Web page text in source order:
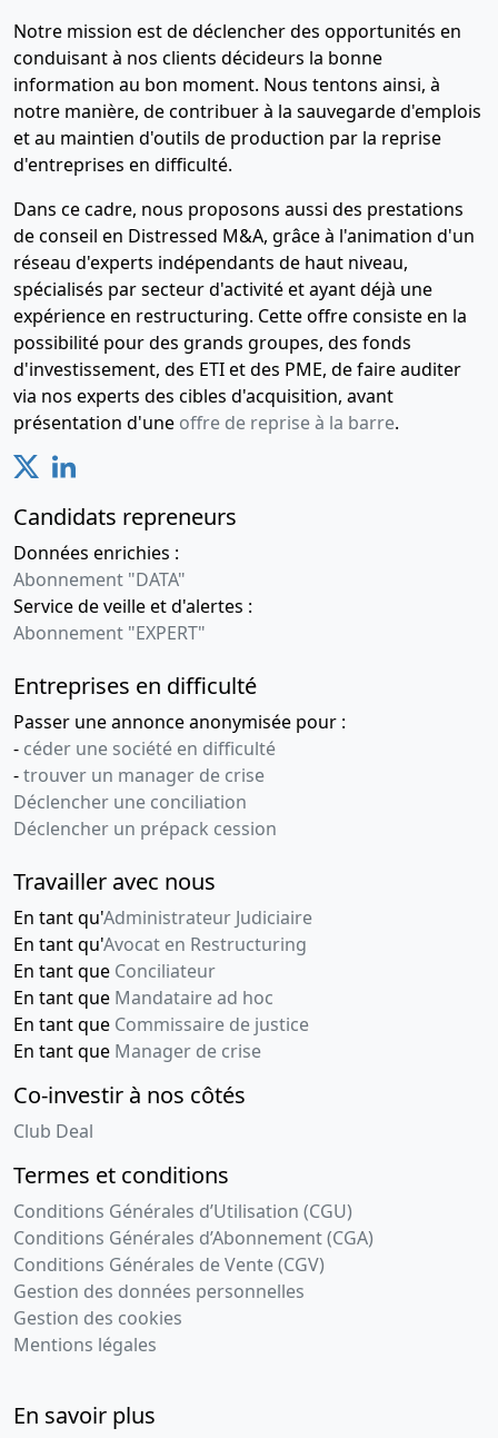
Notre mission est de déclencher des opportunités en
conduisant à nos clients décideurs la bonne
information au bon moment. Nous tentons ainsi, à
notre manière, de contribuer à la sauvegarde d'emplois
et au maintien d'outils de production par la reprise
d'entreprises en difficulté.
Dans ce cadre, nous proposons aussi des prestations
de conseil en Distressed M&A, grâce à l'animation d'un
réseau d'experts indépendants de haut niveau,
spécialisés par secteur d'activité et ayant déjà une
expérience en restructuring. Cette offre consiste en la
possibilité pour des grands groupes, des fonds
d'investissement, des ETI et des PME, de faire auditer
via nos experts des cibles d'acquisition, avant
présentation d'une offre de reprise à la barre.
Candidats repreneurs
Données enrichies :
Abonnement "DATA"
Service de veille et d'alertes :
Abonnement "EXPERT"
Entreprises en difficulté
Passer une annonce anonymisée pour :
- céder une société en difficulté
-trouver un manager de crise
Déclencher une conciliation
Déclencher un prépack cession
Travailler avec nous
En tant qu'Administrateur Judiciaire
En tant qu'Avocat en Restructuring
En tant que Conciliateur
En tant que Mandataire ad hoc
En tant que Commissaire de justice
En tant que Manager de crise
Co-investir à nos côtés
Club Deal
Termes et conditions
Conditions Générales d’Utilisation (CGU)
Conditions Générales d’Abonnement (CGA)
Conditions Générales de Vente (CGV)
Gestion des données personnelles
Gestion des cookies
Mentions légales
En savoir plus